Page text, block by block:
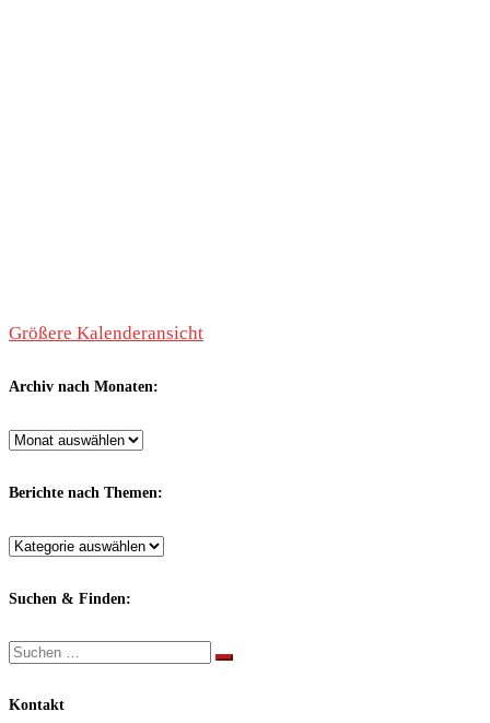
Größere Kalenderansicht
Archiv nach Monaten:
Archiv
Monaten:
Berichte nach Themen:
Berichte
Themen:
Suchen & Finden:
Suche
Suchen …
Kontakt